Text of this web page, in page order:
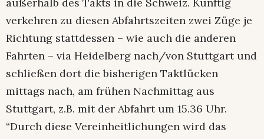
außerhalb des Takts in die Schweiz. Künftig
verkehren zu diesen Abfahrtszeiten zwei Züge je
Richtung stattdessen – wie auch die anderen
Fahrten – via Heidelberg nach/von Stuttgart und
schließen dort die bisherigen Taktlücken
mittags nach, am frühen Nachmittag aus
Stuttgart, z.B. mit der Abfahrt um 15.36 Uhr.
“Durch diese Vereinheitlichungen wird das